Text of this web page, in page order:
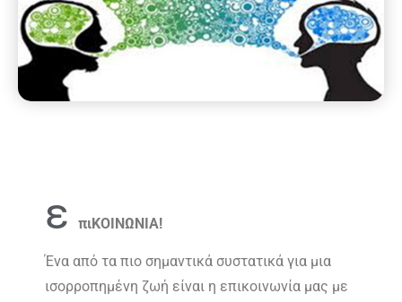
ε πιΚΟΙΝΩΝΙΑ!
Ένα από τα πιο σημαντικά συστατικά για μια
ισορροπημένη ζωή είναι η επικοινωνία μας με